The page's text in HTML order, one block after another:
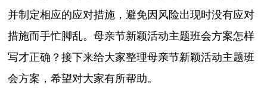
并制定相应的应对措施，避免因风险出现时没有应对
措施而手忙脚乱。母亲节新颖活动主题班会方案怎样
写才正确？接下来给大家整理母亲节新颖活动主题班
会方案，希望对大家有所帮助。